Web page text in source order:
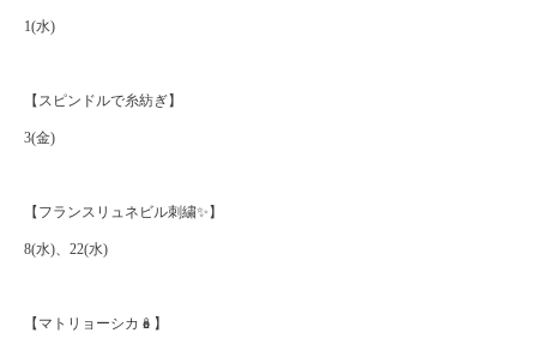
1(水)
【スピンドルで糸紡ぎ】
3(金)
【フランスリュネビル刺繍✨】
8(水)、22(水)
【マトリョーシカ🪆】